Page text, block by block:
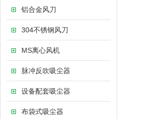
铝合金风刀
304不锈钢风刀
MS离心风机
脉冲反吹吸尘器
设备配套吸尘器
布袋式吸尘器